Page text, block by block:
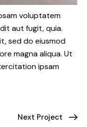
voluptatem
aut fugit, quia.
sed do eiusmod
magna aliqua. Ut
ipsam
Next Project